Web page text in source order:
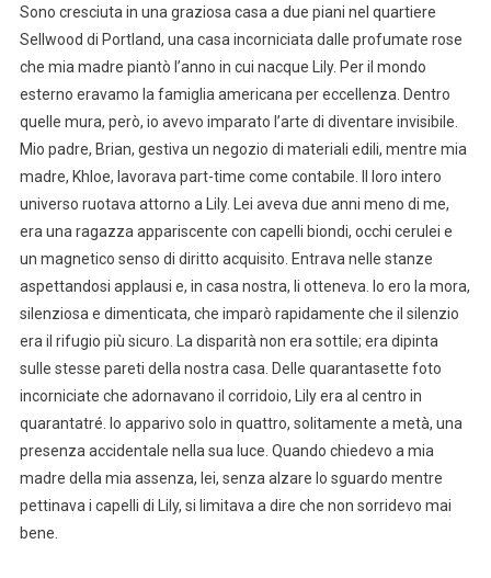
Sono cresciuta in una graziosa casa a due piani nel quartiere
Sellwood di Portland, una casa incorniciata dalle profumate rose
che mia madre piantò l’anno in cui nacque Lily. Per il mondo
esterno eravamo la famiglia americana per eccellenza. Dentro
quelle mura, però, io avevo imparato l’arte di diventare invisibile.
Mio padre, Brian, gestiva un negozio di materiali edili, mentre mia
madre, Khloe, lavorava part-time come contabile. Il loro intero
universo ruotava attorno a Lily. Lei aveva due anni meno di me,
era una ragazza appariscente con capelli biondi, occhi cerulei e
un magnetico senso di diritto acquisito. Entrava nelle stanze
aspettandosi applausi e, in casa nostra, li otteneva. Io ero la mora,
silenziosa e dimenticata, che imparò rapidamente che il silenzio
era il rifugio più sicuro. La disparità non era sottile; era dipinta
sulle stesse pareti della nostra casa. Delle quarantasette foto
incorniciate che adornavano il corridoio, Lily era al centro in
quarantatré. Io apparivo solo in quattro, solitamente a metà, una
presenza accidentale nella sua luce. Quando chiedevo a mia
madre della mia assenza, lei, senza alzare lo sguardo mentre
pettinava i capelli di Lily, si limitava a dire che non sorridevo mai
bene.